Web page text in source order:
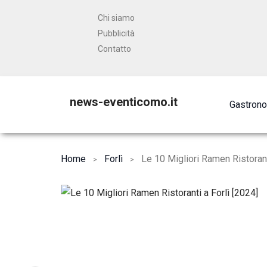
Chi siamo
Pubblicità
Contatto
news-eventicomo.it
Home Forlì Le 10 Migliori Ramen